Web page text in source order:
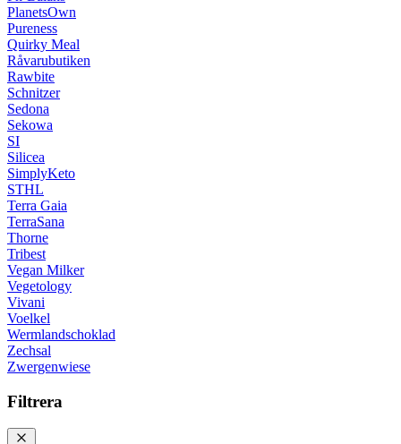
PlanetsOwn
Pureness
Quirky Meal
Råvarubutiken
Rawbite
Schnitzer
Sedona
Sekowa
SI
Silicea
SimplyKeto
STHL
Terra Gaia
TerraSana
Thorne
Tribest
Vegan Milker
Vegetology
Vivani
Voelkel
Wermlandschoklad
Zechsal
Zwergenwiese
Filtrera